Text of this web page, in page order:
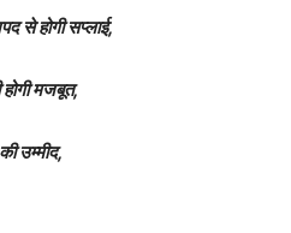
से होगी सप्लाई,
होगी मजबूत,
उम्मीद,